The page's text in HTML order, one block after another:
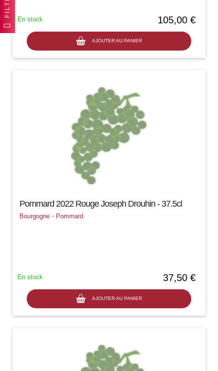
105,00 €
AJOUTER AU PANIER
En stock
Pommard 2022 Rouge Joseph Drouhin - 37.5cl
Bourgogne - Pommard
37,50 €
AJOUTER AU PANIER
En stock